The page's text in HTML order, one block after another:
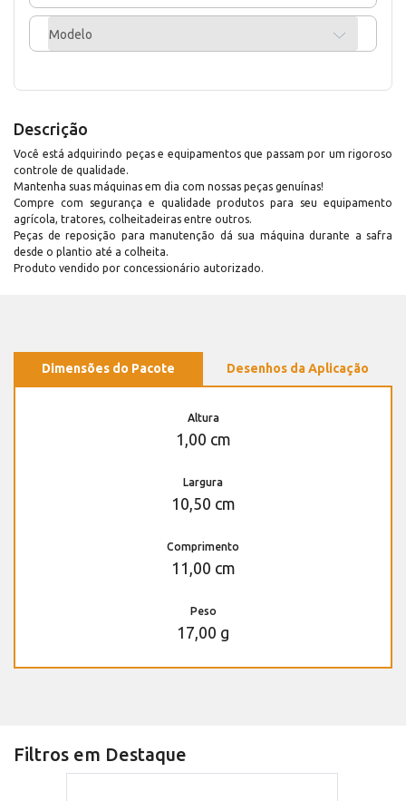
Modelo
Descrição
Você está adquirindo peças e equipamentos que passam por um rigoroso
controle de qualidade.
Mantenha suas máquinas em dia com nossas peças genuínas!
Compre com segurança e qualidade produtos para seu equipamento
agrícola, tratores, colheitadeiras entre outros.
Peças de reposição para manutenção dá sua máquina durante a safra
desde o plantio até a colheita.
Produto vendido por concessionário autorizado.
Dimensões do Pacote Desenhos da Aplicação
Altura
1,00 cm
Largura
10,50 cm
Comprimento
11,00 cm
Peso
17,00 g
Filtros em Destaque